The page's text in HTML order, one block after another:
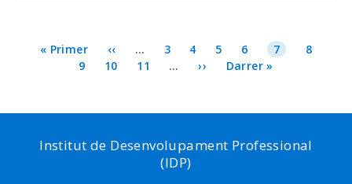
Paginació
Primera
pàgina
« Primer
Pàgina
anterior
‹‹ … Page
3 Page
4 Page
5 Page
6
Pàgina
7 Page
8
Page
9 Page
10 Page
11 …
Pàgina
››
Última
Darrer »
Institut de Desenvolupament Professional
(IDP)